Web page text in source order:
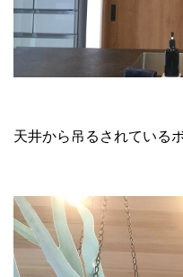
天井から吊るされている